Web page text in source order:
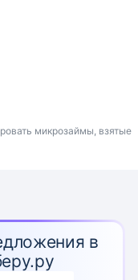
микрозаймы, взятые
в